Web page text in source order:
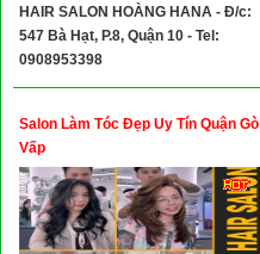
HAIR SALON HOÀNG HANA - Đ/c:
547 Bà Hạt, P.8, Quận 10 - Tel:
0908953398
Salon Làm Tóc Đẹp Uy Tín Quận Gò
Vấp